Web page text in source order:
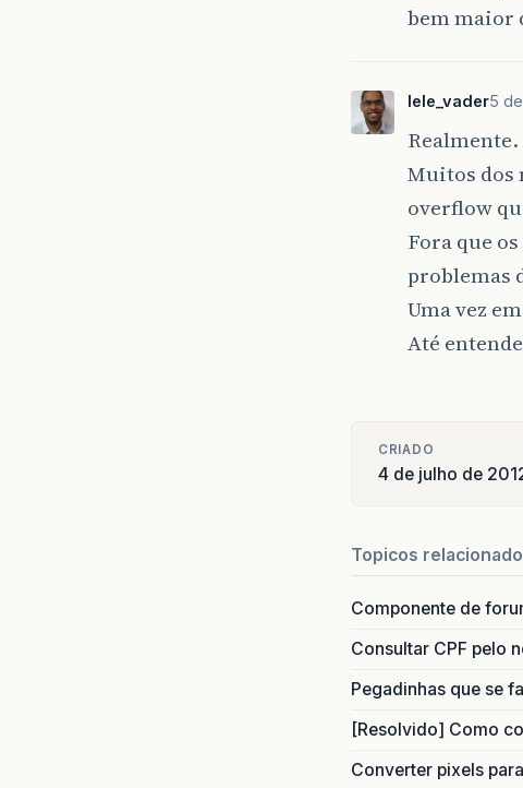
bem maior
lele_vader5
Realmente.
Muitos dos
overflow
Fora que
problemas
Uma vez
Até
CRIADO
4 de julho de
Topicos
Componente de
Consultar CPF pelo
Pegadinhas que se
[Resolvido] Como
Converter pixels